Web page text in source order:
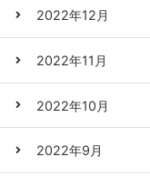
2022年12月
2022年11月
2022年10月
2022年9月